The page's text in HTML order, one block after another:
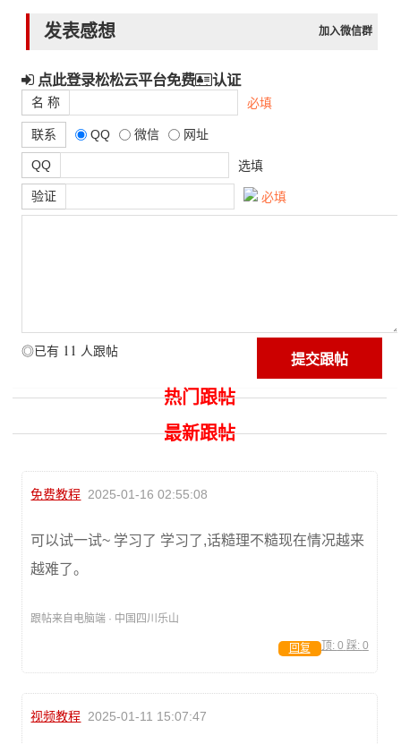
发表感想 加入微信群
点此登录松松云平台免费 认证
名 称 必填
联系 QQ 微信 网址
QQ 选填
验证 必填
◎已有 11 人跟帖
热门跟帖
最新跟帖
免费教程 2025-01-16 02:55:08
可以试一试~ 学习了 学习了,话糙理不糙现在情况越来
越难了。
跟帖来自电脑端 · 中国四川乐山
顶: 0 踩: 0
回复
视频教程 2025-01-11 15:07:47